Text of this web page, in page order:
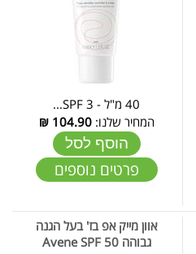
40 מ"ל - SPF 3...
המחיר שלנו:104.90
₪
הוסף לסל
פרטים נוספים
אוון מייק אפ בז' בעל הגנה
גבוהה Avene SPF 50